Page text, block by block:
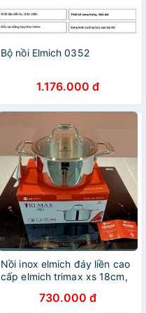
Bộ nồi Elmich 0352
1.176.000 đ
Nồi inox elmich đáy liền cao
cấp elmich trimax xs 18cm,
730.000 đ